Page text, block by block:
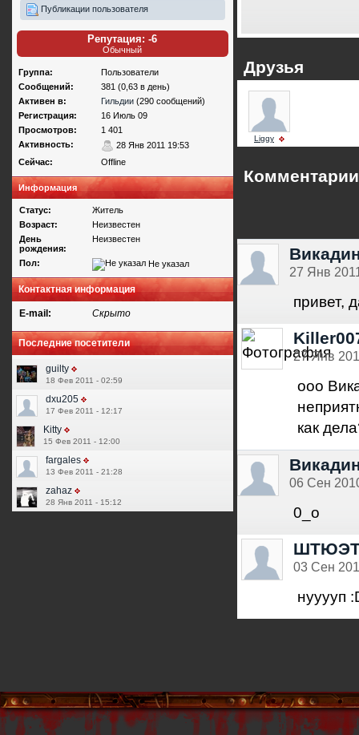
Публикации пользователя
Репутация: -6
Обычный
Группа:
Пользователи
Сообщений:
381 (0,63 в день)
Активен в:
Гильдии(290 сообщений)
Регистрация:
16 Июль 09
Просмотров:
1 401
Активность:
28 Янв 2011 19:53
Сейчас:
Offline
Информация
Статус:
Житель
Возраст:
Неизвестен
День
рождения:
Неизвестен
Пол: Не указал
Контактная информация
E-mail: Скрыто
Последние посетители
guilty
18 Фев 2011 - 02:59
dxu205
17 Фев 2011 - 12:17
Kitty
15 Фев 2011 - 12:00
fargales
13 Фев 2011 - 21:28
zahaz
28 Янв 2011 - 15:12
Друзья
Liggy
Комментарии
27 Янв
привет,
27 Янв
ооо
как
06 Сен
0_о
03 Сен
нууууп